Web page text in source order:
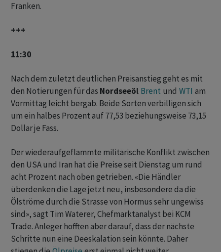
Franken.
+++
11:30
Nach dem zuletzt deutlichen Preisanstieg ‌geht ⁠es mit
den Notierungen für das Nordseeöl Brent und WTI am
Vormittag leicht bergab. ⁠Beide Sorten verbilligen sich
um ein halbes Prozent auf 77,53 beziehungsweise 73,15
Dollar je ‌Fass.
Der wiederaufgeflammte militärische Konflikt zwischen
den USA und Iran ‌hat die Preise seit Dienstag um ​rund
acht Prozent nach oben getrieben. «Die Händler
überdenken die Lage jetzt neu, insbesondere da die
Ölströme durch die Strasse von Hormus sehr ungewiss
sind», sagt Tim Waterer, Chefmarktanalyst bei KCM
Trade. Anleger hofften aber darauf, dass der nächste
‌Schritte nun eine Deeskalation sein könnte. Daher